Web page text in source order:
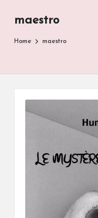
maestro
Home maestro